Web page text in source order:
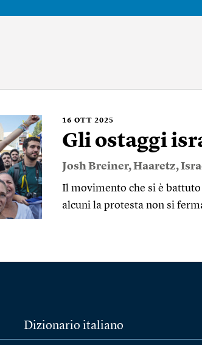
16 OTT 2025
Gli ostaggi
Josh Breiner,Haaretz,
Il movimento che si è
alcuni la protesta non si
Dizionario italiano